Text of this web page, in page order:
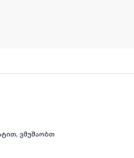
ვმუშაობთ